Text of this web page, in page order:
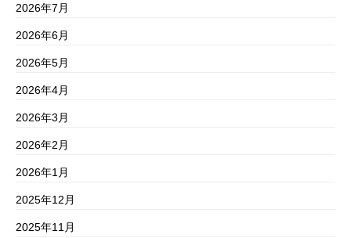
2026年7月
2026年6月
2026年5月
2026年4月
2026年3月
2026年2月
2026年1月
2025年12月
2025年11月